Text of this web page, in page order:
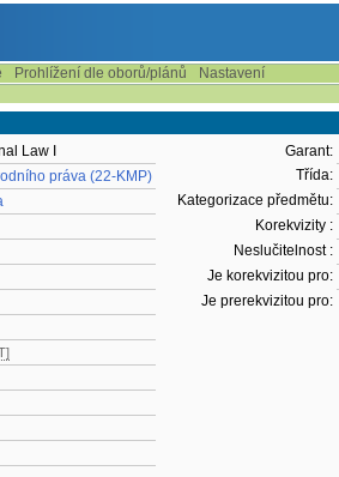
Prohlížení dle oborů/plánů
Nastavení
Law I
práva (22-KMP)
Garant:
Třída:
Kategorizace předmětu:
Korekvizity :
Neslučitelnost :
Je korekvizitou pro:
Je prerekvizitou pro: